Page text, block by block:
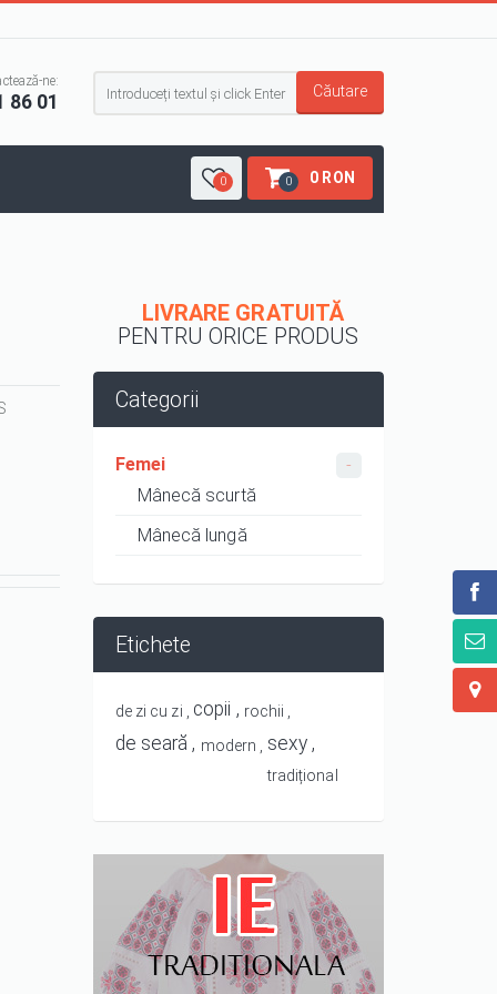
ne:
86 01
Formular de căutare
0 0 0 RON
LIVRARE GRATUITĂ
PENTRU ORICE PRODUS
Categorii
Femei
Mânecă scurtă
Mânecă lungă
Etichete
de zi cu zi copii rochii
de seară modern sexy
tradițional